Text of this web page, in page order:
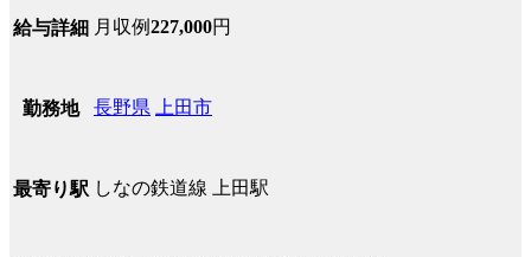
給与詳細 月収例227,000円
勤務地 長野県 上田市
最寄り駅 しなの鉄道線 上田駅